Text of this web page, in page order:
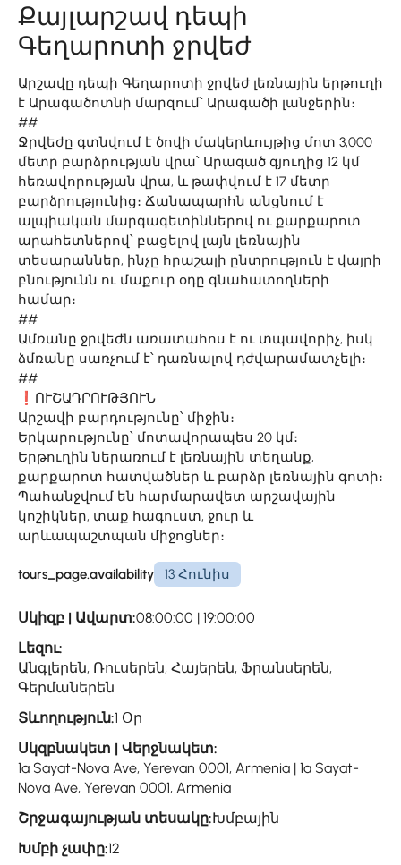
Քայլարշավ դեպի
Գեղարոտի ջրվեժ
Արշավը դեպի Գեղարոտի ջրվեժ լեռնային երթուղի
է Արագածոտնի մարզում՝ Արագածի լանջերին։
##
Ջրվեժը գտնվում է ծովի մակերևույթից մոտ 3,000
մետր բարձրության վրա՝ Արագած գյուղից 12 կմ
հեռավորության վրա, և թափվում է 17 մետր
բարձրությունից։ Ճանապարհն անցնում է
ալպիական մարգագետիններով ու քարքարոտ
արահետներով՝ բացելով լայն լեռնային
տեսարաններ, ինչը հրաշալի ընտրություն է վայրի
բնությունն ու մաքուր օդը գնահատողների
համար։
##
Ամռանը ջրվեժն առատահոս է ու տպավորիչ, իսկ
ձմռանը սառչում է՝ դառնալով դժվարամատչելի։
##
❗ՈՒՇԱԴՐՈՒԹՅՈՒՆ
Արշավի բարդությունը՝ միջին։
Երկարությունը՝ մոտավորապես 20 կմ։
Երթուղին ներառում է լեռնային տեղանք,
քարքարոտ հատվածներ և բարձր լեռնային գոտի։
Պահանջվում են հարմարավետ արշավային
կոշիկներ, տաք հագուստ, ջուր և
արևապաշտպան միջոցներ։
tours_page.availability 13 Հունիս
Սկիզբ | Ավարտ:08:00:00 | 19:00:00
Լեզու:
Անգլերեն, Ռուսերեն, Հայերեն, Ֆրանսերեն,
Գերմաներեն
Տևողություն:1 Օր
Սկզբնակետ | Վերջնակետ:
1a Sayat-Nova Ave, Yerevan 0001, Armenia | 1a Sayat-
Nova Ave, Yerevan 0001, Armenia
Շրջագայության տեսակը:Խմբային
Խմբի չափը:12